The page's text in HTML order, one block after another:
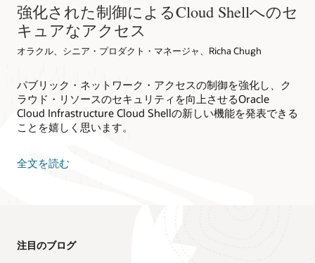
強化された制御によるCloud Shellへのセ
キュアなアクセス
オラクル、シニア・プロダクト・マネージャ、Richa Chugh
パブリック・ネットワーク・アクセスの制御を強化し、ク
ラウド・リソースのセキュリティを向上させるOracle
Cloud Infrastructure Cloud Shellの新しい機能を発表できる
ことを嬉しく思います。
全文を読む
注目のブログ